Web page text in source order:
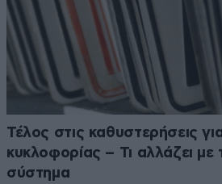
Τέλος στις καθυστερήσεις για
κυκλοφορίας – Τι αλλάζει
σύστημα